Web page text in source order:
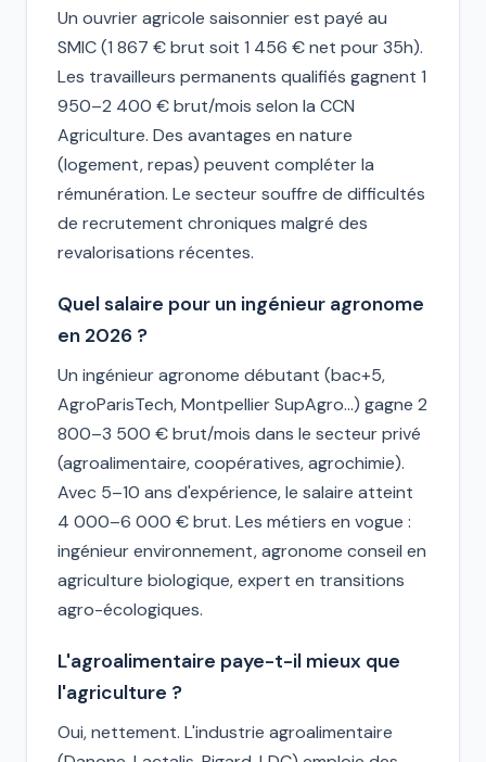
Un ouvrier agricole saisonnier est payé au
SMIC (1 867 € brut soit 1 456 € net pour 35h).
Les travailleurs permanents qualifiés gagnent 1
950–2 400 € brut/mois selon la CCN
Agriculture. Des avantages en nature
(logement, repas) peuvent compléter la
rémunération. Le secteur souffre de difficultés
de recrutement chroniques malgré des
revalorisations récentes.
Quel salaire pour un ingénieur agronome
en 2026 ?
Un ingénieur agronome débutant (bac+5,
AgroParisTech, Montpellier SupAgro…) gagne 2
800–3 500 € brut/mois dans le secteur privé
(agroalimentaire, coopératives, agrochimie).
Avec 5–10 ans d'expérience, le salaire atteint
4 000–6 000 € brut. Les métiers en vogue :
ingénieur environnement, agronome conseil en
agriculture biologique, expert en transitions
agro-écologiques.
L'agroalimentaire paye-t-il mieux que
l'agriculture ?
Oui, nettement. L'industrie agroalimentaire